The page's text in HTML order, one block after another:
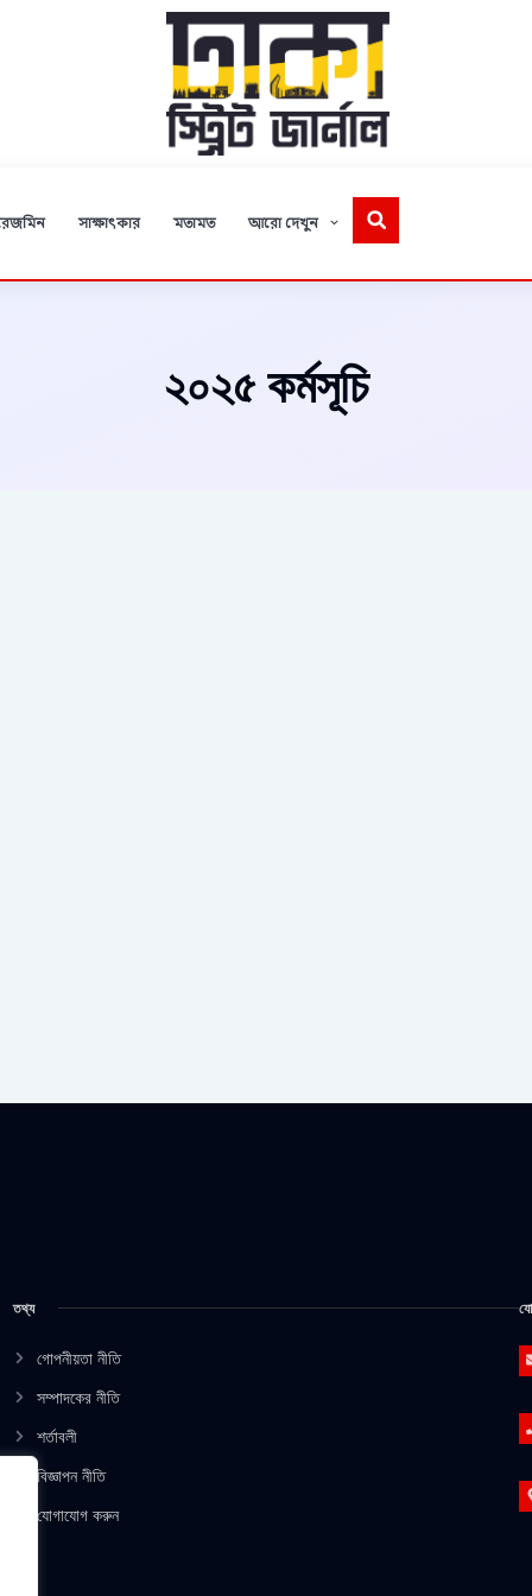
সাক্ষাৎকার মতামত আরো দেখুন
২০২৫ কর্মসূচি
তথ্য
গোপনীয়তা নীতি
সম্পাদকের নীতি
শর্তাবলী
বিজ্ঞাপন নীতি
যোগাযোগ করুন